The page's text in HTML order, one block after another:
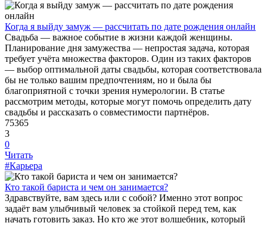
Когда я выйду замуж — рассчитать по дате рождения онлайн
Свадьба — важное событие в жизни каждой женщины.
Планирование дня замужества — непростая задача, которая
требует учёта множества факторов. Один из таких факторов
— выбор оптимальной даты свадьбы, которая соответствовала
бы не только вашим предпочтениям, но и была бы
благоприятной с точки зрения нумерологии. В статье
рассмотрим методы, которые могут помочь определить дату
свадьбы и рассказать о совместимости партнёров.
75365
3
0
Читать
#Карьера
Кто такой бариста и чем он занимается?
Здравствуйте, вам здесь или с собой? Именно этот вопрос
задаёт вам улыбчивый человек за стойкой перед тем, как
начать готовить заказ. Но кто же этот волшебник, который